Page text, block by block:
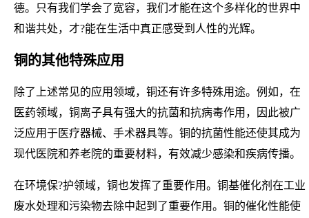
德。只有我们学会了宽容，我们才能在这个多样化的世界中
和谐共处，才?能在生活中真正感受到人性的光辉。
铜的其他特殊应用
除了上述常见的应用领域，铜还有许多特殊用途。例如，在
医药领域，铜离子具有强大的抗菌和抗病毒作用，因此被广
泛应用于医疗器械、手术器具等。铜的抗菌性能还使其成为
现代医院和养老院的重要材料，有效减少感染和疾病传播。
在环境保?护领域，铜也发挥了重要作用。铜基催化剂在工业
废水处理和污染物去除中起到了重要作用。铜的催化性能使